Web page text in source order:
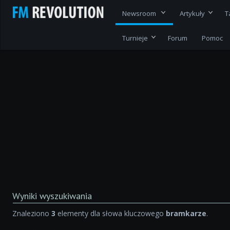
Newsroom Artykuły
Turnieje Forum Pomoc
Wyniki wyszukiwania
Znaleziono3 elementy dla słowa kluczowego bramkarze.